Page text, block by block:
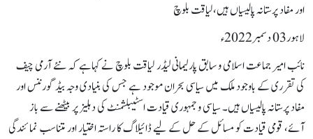
اور مفاد پرستانہ پالیسیاں ہیں،لیاقت بلوچ
لاہور03 دسمبر2022ء
نائب امیر جماعت اسلامی و سابق پارلیمانی لیڈر لیاقت بلوچ نے کہاہے کہ نئے آرمی چیف
کی تقرری کے باوجود ملک میں سیاسی بحران موجود ہے جس کی بنیادی وجہ بیڈ گورننس اور
مفاد پرستانہ پالیسیاں ہیں۔ سیاسی و جمہوری قیادت اسٹیبلشمنٹ کی دہلیز پر بیٹھنے سے باز
آئے، قومی قیادت کو مسائل کے حل کے لیے ڈائیلاگ کا راستہ اختیار اور متناسب نمائندگی